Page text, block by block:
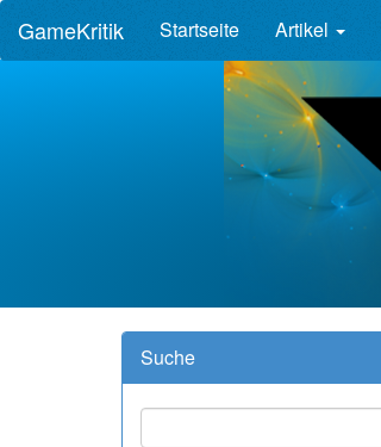
GameKritik Startseite Artikel
Suche